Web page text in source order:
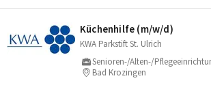
Küchenhilfe (m/​w/​d)
KWA Parkstift St. Ulrich
Senioren-/Alten-/
Bad Krozingen